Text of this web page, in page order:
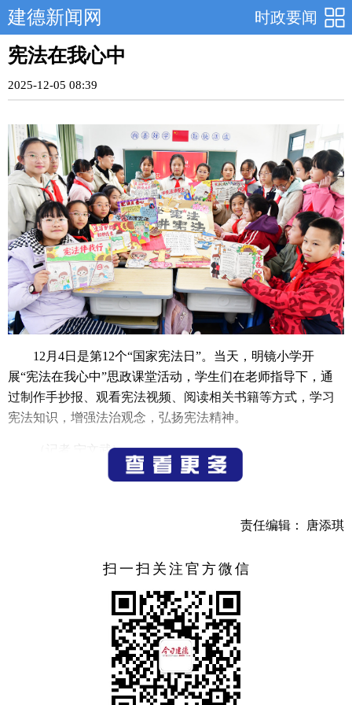
时政要闻
建德新闻网
宪法在我心中
2025-12-05 08:39
12月4日是第12个“国家宪法日”。当天，明镜小学开
展“宪法在我心中”思政课堂活动，学生们在老师指导下，通
过制作手抄报、观看宪法视频、阅读相关书籍等方式，学习
宪法知识，增强法治观念，弘扬宪法精神。
（记者 宁文武）
责任编辑： 唐添琪
扫一扫关注官方微信